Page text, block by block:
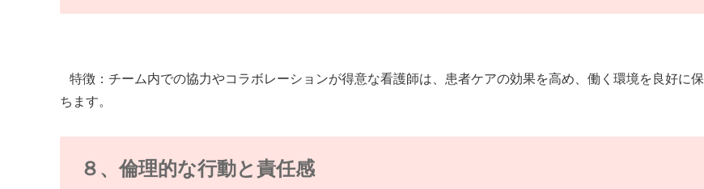
特徴：チーム内での協力やコラボレーションが得意な看護師は、患者ケアの効果を高め、働く環境を良好に保
ちます。
８、倫理的な行動と責任感